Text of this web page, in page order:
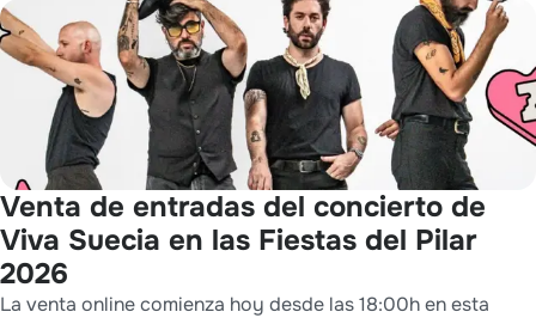
Venta de entradas del concierto de
Viva Suecia en las Fiestas del Pilar
2026
La venta online comienza hoy desde las 18:00h en esta